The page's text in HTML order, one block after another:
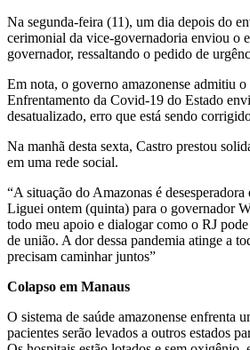
Na segunda-feira (11), um dia depois do
cerimonial da vice-governadoria enviou o
governador, ressaltando o pedido de
Em nota, o governo amazonense admitiu
Enfrentamento da Covid-19 do Estado
desatualizado, erro que está sendo
Na manhã desta sexta, Castro prestou
em uma rede social.
“A situação do Amazonas é
Liguei ontem (quinta) para o governador
todo meu apoio e dialogar como o RJ
de união. A dor dessa pandemia atinge a
precisam caminhar juntos”
Colapso em Manaus
O sistema de saúde amazonense enfrenta
pacientes serão levados a outros estados